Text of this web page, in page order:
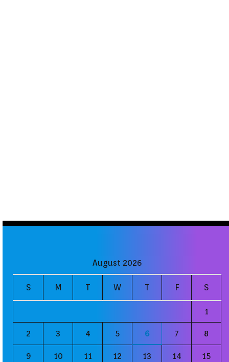
August 2026
S M T W T F S
1
2 3 4 5 6 7 8
9 10 11 12 13 14 15